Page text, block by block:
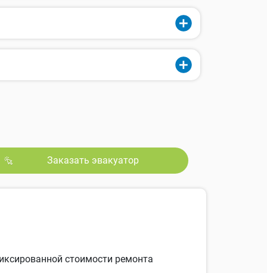
Заказать эвакуатор
стоимости ремонта